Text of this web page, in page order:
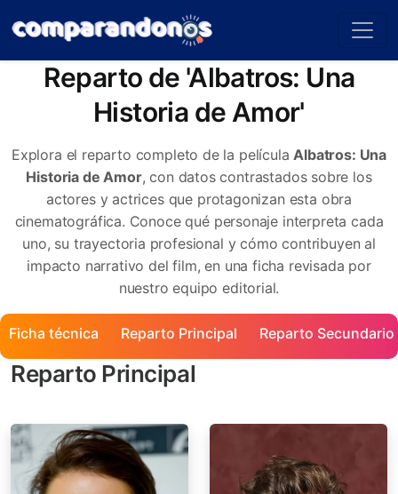
Reparto de 'Albatros: Una
Historia de Amor'
Explora el reparto completo de la películaAlbatros: Una
Historia de Amor, con datos contrastados sobre los
actores y actrices que protagonizan esta obra
cinematográfica. Conoce qué personaje interpreta cada
uno, su trayectoria profesional y cómo contribuyen al
impacto narrativo del film, en una ficha revisada por
nuestro equipo editorial.
Ficha técnica Reparto Principal Reparto Secundario
Reparto Principal